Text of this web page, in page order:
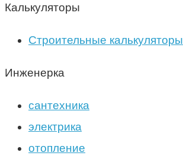
Калькуляторы
Строительные калькуляторы
Инженерка
сантехника
электрика
отопление